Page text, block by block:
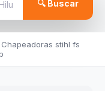
🔍 Buscar
stihl fs